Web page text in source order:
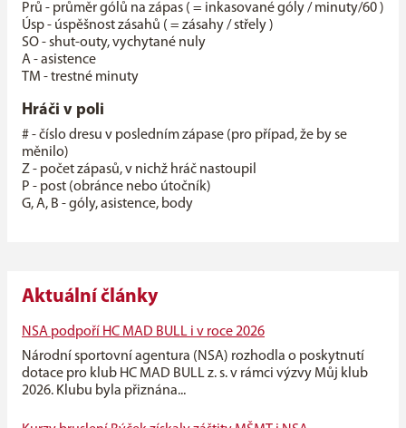
Prů - průměr gólů na zápas ( = inkasované góly / minuty/60 )
Úsp - úspěšnost zásahů ( = zásahy / střely )
SO - shut-outy, vychytané nuly
A - asistence
TM - trestné minuty
Hráči v poli
# - číslo dresu v posledním zápase (pro případ, že by se
měnilo)
Z - počet zápasů, v nichž hráč nastoupil
P - post (obránce nebo útočník)
G, A, B - góly, asistence, body
Aktuální články
NSA podpoří HC MAD BULL i v roce 2026
Národní sportovní agentura (NSA) rozhodla o poskytnutí
dotace pro klub HC MAD BULL z. s. v rámci výzvy Můj klub
2026. Klubu byla přiznána...